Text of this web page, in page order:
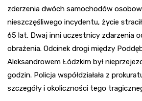
zderzenia dwóch samochodów
nieszczęśliwego incydentu, życie
65 lat. Dwaj inni uczestnicy zdarzenia
obrażenia. Odcinek drogi między
Aleksandrowem Łódzkim był
godzin. Policja współdziałała z
szczegóły i okoliczności tego